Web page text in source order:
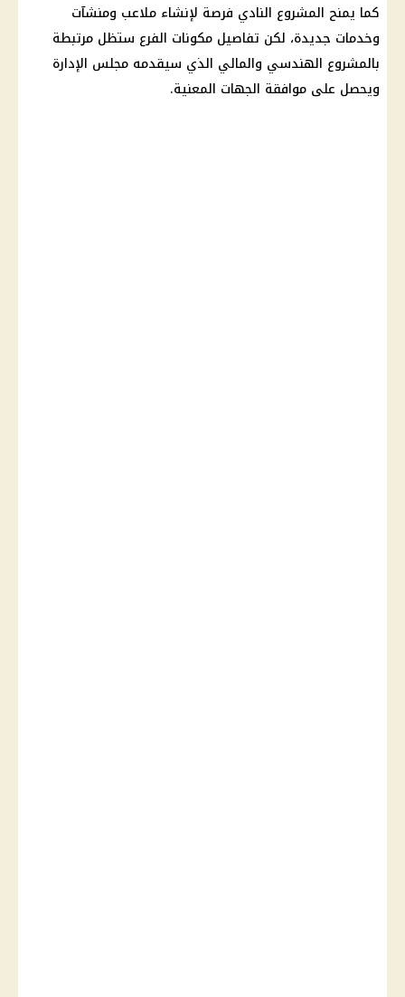
كما يمنح المشروع النادي فرصة لإنشاء ملاعب ومنشآت
وخدمات جديدة، لكن تفاصيل مكونات الفرع ستظل مرتبطة
بالمشروع الهندسي والمالي الذي سيقدمه مجلس الإدارة
ويحصل على موافقة الجهات المعنية.